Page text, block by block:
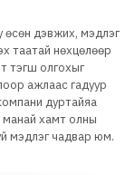
өсөн дэвжих, мэдлэг
таатай нөхцөлөөр
тэгш олгохыг
ажлаас гадуур
дуртайяа
хамт олны
мэдлэг чадвар юм.